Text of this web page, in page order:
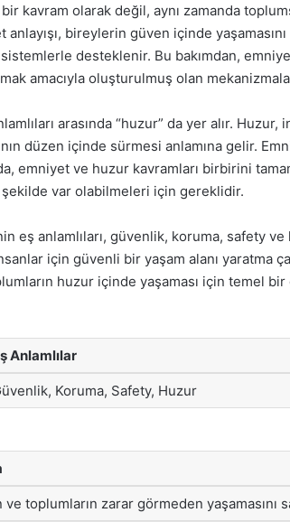
kavram olarak değil, aynı zamanda
anlayışı, bireylerin güven içinde
desteklenir. Bu bakımdan,
amacıyla oluşturulmuş olan
arasında “huzur” da yer alır.
düzen içinde sürmesi anlamına gelir.
emniyet ve huzur kavramları birbirini
şekilde var olabilmeleri için gereklidir.
eş anlamlıları, güvenlik, koruma, safety
için güvenli bir yaşam alanı yaratma
huzur içinde yaşaması için temel bir
Anlamlılar
Koruma, Safety, Huzur
toplumların zarar görmeden yaşamasını